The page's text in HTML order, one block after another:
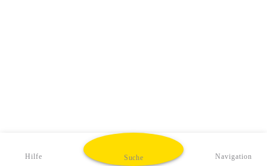
Hilfe Suche Navigation